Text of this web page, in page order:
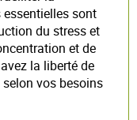
sont
du stress et
et de
la liberté de
vos besoins